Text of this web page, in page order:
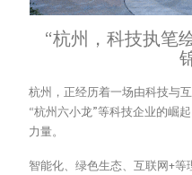
“杭州，科技执笔
杭州，正经历着一场由科技与
“杭州六小龙”等科技企业的崛
力量。
智能化、绿色生态、互联网+